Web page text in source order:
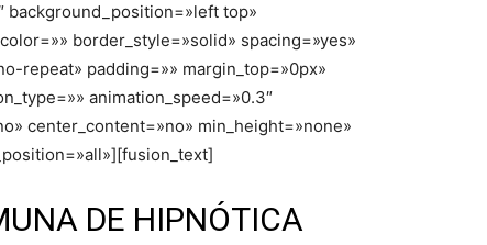
background_position=»left top»
border_style=»solid» spacing=»yes»
repeat» padding=»» margin_top=»0px»
animation_speed=»0.3″
center_content=»no» min_height=»none»
DE HIPNÓTICA